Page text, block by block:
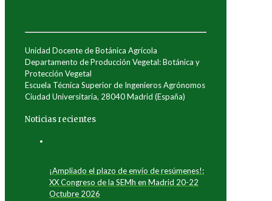
Unidad Docente de Botánica Agrícola
Departamento de Producción Vegetal: Botánica y
Protección Vegetal
Escuela Técnica Superior de Ingenieros Agrónomos
Ciudad Universitaria, 28040 Madrid (España)
Noticias recientes
¡Ampliado el plazo de envío de resúmenes!:
XX Congreso de la SEMh en Madrid 20-22
Octubre 2026